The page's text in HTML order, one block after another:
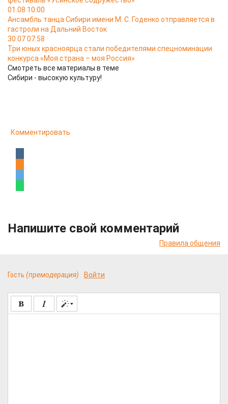
01.08 10:00
Ансамбль танца Сибири имени М. С. Годенко отправляется в
гастроли на Дальний Восток
30.07 07:58
Три юных красноярца стали победителями спецноминации
конкурса «Моя страна – моя Россия»
Смотреть все материалы в теме
Сибири - высокую культуру!
Комментировать
Напишите свой комментарий
Правила общения
Гость (премодерация) Войти